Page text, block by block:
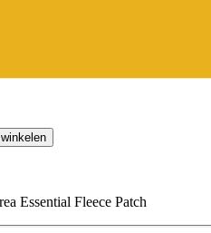
Essential Fleece Patch